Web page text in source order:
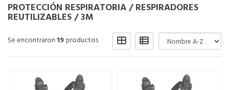
PROTECCIÓN RESPIRATORIA/RESPIRADORES
REUTILIZABLES/3M
Se encontraron19productos